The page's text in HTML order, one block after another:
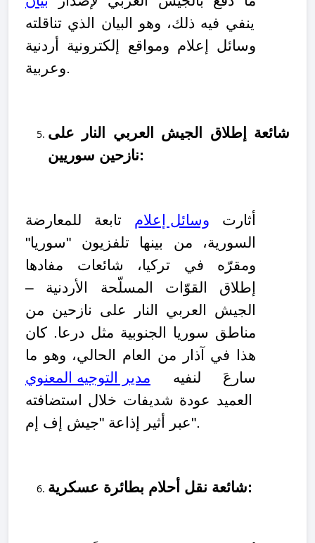
ينفي فيه ذلك، وهو البيان الذي تناقلته
وسائل إعلام ومواقع إلكترونية أردنية
وعربية.
شائعة إطلاق الجيش العربي النار على
نازحين سوريين:
أثارت وسائل إعلام تابعة للمعارضة
السورية، من بينها تلفزيون "سوريا"
ومقرّه في تركيا، شائعات مفادها
إطلاق القوّات المسلّحة الأردنية –
الجيش العربي النار على نازحين من
مناطق سوريا الجنوبية مثل درعا. كان
هذا في آذار من العام الحالي، وهو ما
سارعَ لنفيه مدير التوجيه المعنوي
العميد عودة شديفات خلال استضافته
عبر أثير إذاعة "جيش إف إم".
شائعة نقل أحلام بطائرة عسكرية: